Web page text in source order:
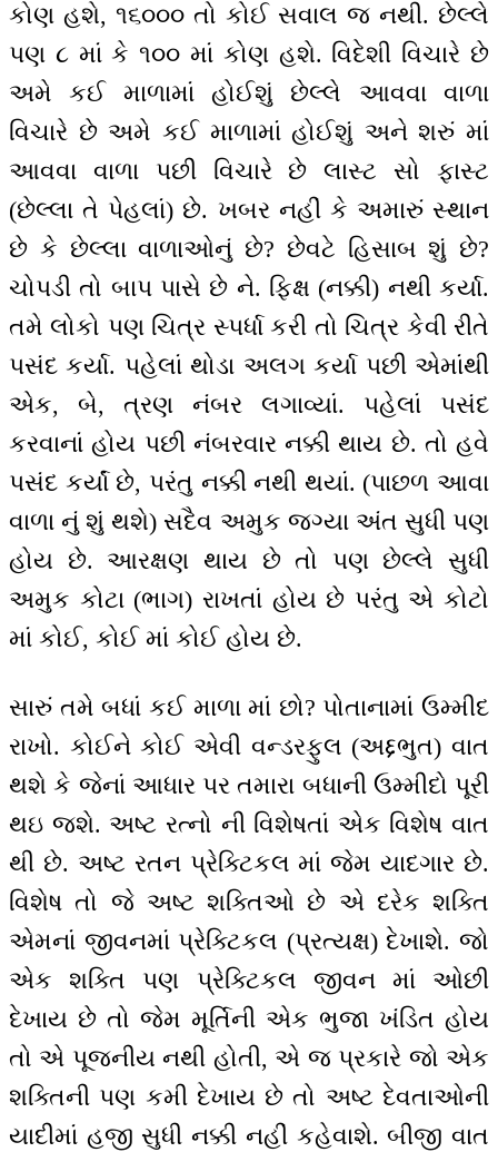
કોણ હશે, ૧૬૦૦૦ તો કોઈ સવાલ જ નથી. છેલ્લે
પણ ૮ માં કે ૧૦૦ માં કોણ હશે. વિદેશી વિચારે છે
અમે કઈ માળામાં હોઈશું છેલ્લે આવવા વાળા
વિચારે છે અમે કઈ માળામાં હોઈશું અને શરું માં
આવવા વાળા પછી વિચારે છે લાસ્ટ સો ફાસ્ટ
(છેલ્લા તે પેહલાં) છે. ખબર નહીં કે અમારું સ્થાન
છે કે છેલ્લા વાળાઓનું છે? છેવટે હિસાબ શું છે?
ચોપડી તો બાપ પાસે છે ને. ફિક્ષ (નક્કી) નથી કર્યા.
તમે લોકો પણ ચિત્ર સ્પર્ધા કરી તો ચિત્ર કેવી રીતે
પસંદ કર્યા. પહેલાં થોડા અલગ કર્યા પછી એમાંથી
એક, બે, ત્રણ નંબર લગાવ્યાં. પહેલાં પસંદ
કરવાનાં હોય પછી નંબરવાર નક્કી થાય છે. તો હવે
પસંદ કર્યાં છે, પરંતુ નક્કી નથી થયાં. (પાછળ આવા
વાળા નું શું થશે) સદૈવ અમુક જગ્યા અંત સુધી પણ
હોય છે. આરક્ષણ થાય છે તો પણ છેલ્લે સુધી
અમુક કોટા (ભાગ) રાખતાં હોય છે પરંતુ એ કોટો
માં કોઈ, કોઈ માં કોઈ હોય છે.
સારું તમે બધાં કઈ માળા માં છો? પોતાનામાં ઉમ્મીદ
રાખો. કોઈને કોઈ એવી વન્ડરફુલ (અદ્દભુત) વાત
થશે કે જેનાં આધાર પર તમારા બધાની ઉમ્મીદો પૂરી
થઇ જશે. અષ્ટ રત્નો ની વિશેષતાં એક વિશેષ વાત
થી છે. અષ્ટ રતન પ્રેક્ટિકલ માં જેમ યાદગાર છે.
વિશેષ તો જે અષ્ટ શક્તિઓ છે એ દરેક શક્તિ
એમનાં જીવનમાં પ્રેક્ટિકલ (પ્રત્યક્ષ) દેખાશે. જો
એક શક્તિ પણ પ્રેક્ટિકલ જીવન માં ઓછી
દેખાય છે તો જેમ મૂર્તિની એક ભુજા ખંડિત હોય
તો એ પૂજનીય નથી હોતી, એ જ પ્રકારે જો એક
શક્તિની પણ કમી દેખાય છે તો અષ્ટ દેવતાઓની
યાદીમાં હજી સુધી નક્કી નહીં કહેવાશે. બીજી વાત